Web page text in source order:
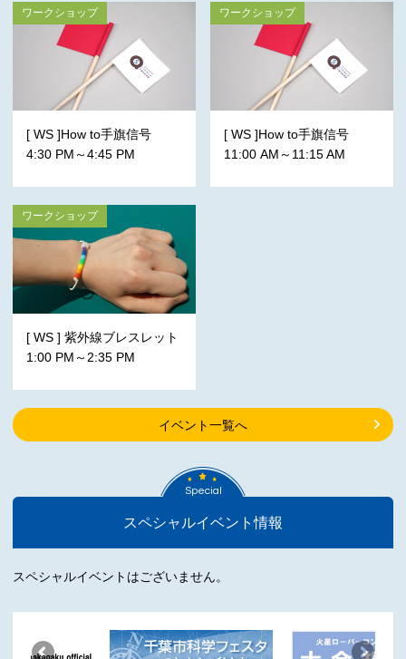
ワークショップ
[ WS ]How to手旗信号
4:30 PM～4:45 PM
ワークショップ
[ WS ]How to手旗信号
11:00 AM～11:15 AM
ワークショップ
[ WS ] 紫外線ブレスレット
1:00 PM～2:35 PM
イベント一覧へ
Special
スペシャルイベント情報
スペシャルイベントはございません。